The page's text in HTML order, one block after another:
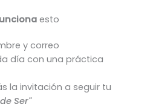
esto
y correo
día con una práctica
la invitación a seguir tu
Ser"